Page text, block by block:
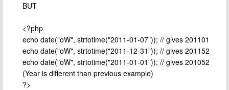
BUT
<?php
echo date("oW", strtotime("2011-01-07")); // gives 201101
echo date("oW", strtotime("2011-12-31")); // gives 201152
echo date("oW", strtotime("2011-01-01")); // gives 201052
(Year is different than previous example)
?>